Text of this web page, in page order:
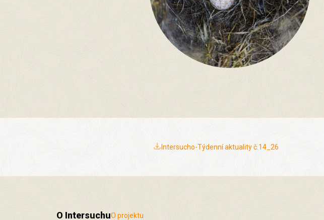
Intersucho-Týdenní aktuality č.14_26
O IntersuchuO projektu